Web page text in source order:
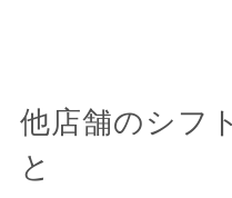
他店舗のシフ
と